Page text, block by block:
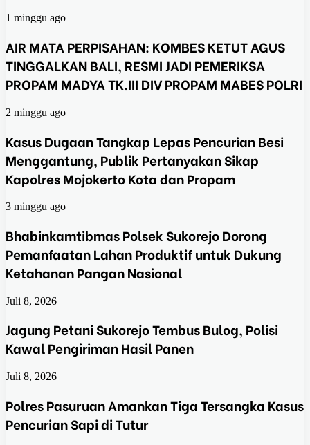
1 minggu ago
AIR MATA PERPISAHAN: KOMBES KETUT AGUS
TINGGALKAN BALI, RESMI JADI PEMERIKSA
PROPAM MADYA TK.III DIV PROPAM MABES POLRI
2 minggu ago
Kasus Dugaan Tangkap Lepas Pencurian Besi
Menggantung, Publik Pertanyakan Sikap
Kapolres Mojokerto Kota dan Propam
3 minggu ago
Bhabinkamtibmas Polsek Sukorejo Dorong
Pemanfaatan Lahan Produktif untuk Dukung
Ketahanan Pangan Nasional
Juli 8, 2026
Jagung Petani Sukorejo Tembus Bulog, Polisi
Kawal Pengiriman Hasil Panen
Juli 8, 2026
Polres Pasuruan Amankan Tiga Tersangka Kasus
Pencurian Sapi di Tutur